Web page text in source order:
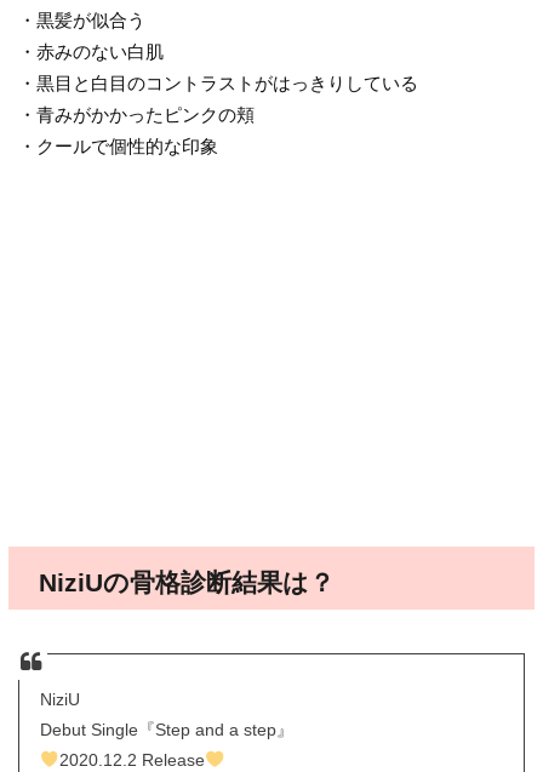
・黒髪が似合う
・赤みのない白肌
・黒目と白目のコントラストがはっきりしている
・青みがかかったピンクの頬
・クールで個性的な印象
NiziUの骨格診断結果は？
NiziU
Debut Single『Step and a step』
2020.12.2 Release